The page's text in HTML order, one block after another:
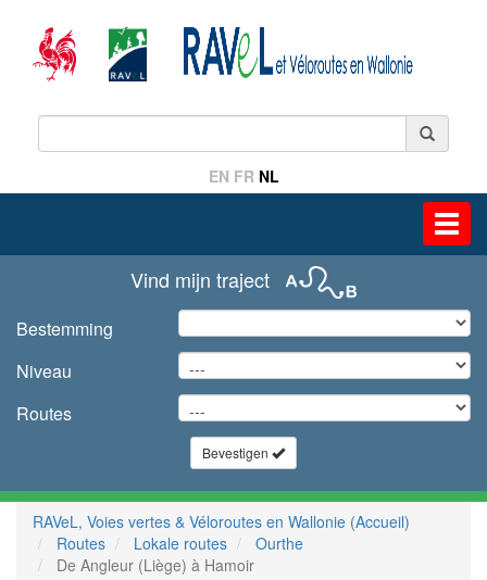
EN FR NL
Vind mijn traject
Bestemming
Niveau
Routes
Bevestigen
RAVeL, Voies vertes & Véloroutes en Wallonie (Accueil)
Routes
Lokale routes
Ourthe
De Angleur (Liège) à Hamoir